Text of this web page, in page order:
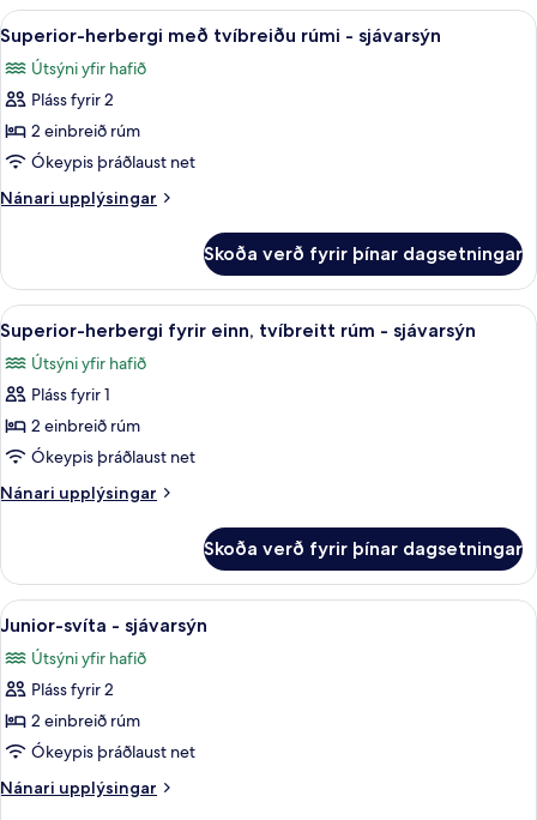
einn,
tvíbreitt
rúm
-
sjávarsýn
Skoða
allar
myndir
fyrir
Superior-
herbergi
með
tvíbreiðu
-
sjávarsýn
Míníbar, öryggishólf í herbergi,
7
Superior-herbergi með tvíbreiðu rúmi - sjávarsýn
Útsýni yfir hafið
Pláss fyrir 2
2 einbreið rúm
Ókeypis þráðlaust net
Nánari upplýsingar
Nánari
herbergi
með
tvíbreiðu
rúmi
-
sjávarsýn
Skoða verð fyrir þínar dagsetningar
Skoða
allar
myndir
fyrir
Superior-
herbergi
fyrir
einn,
rúm
sjávarsýn
Míníbar, öryggishólf í herbergi,
7
Superior-herbergi fyrir einn, tvíbreitt rúm - sjávarsýn
Útsýni yfir hafið
Pláss fyrir 1
2 einbreið rúm
Ókeypis þráðlaust net
Nánari upplýsingar
Nánari
herbergi
fyrir
einn,
rúm
Skoða verð fyrir þínar dagsetningar
Skoða
allar
myndir
fyrir
Junior-
svíta
-
sjávarsýn
Junior-svíta - sjávarsýn | Míníbar,
5
Junior-svíta - sjávarsýn
Útsýni yfir hafið
Pláss fyrir 2
2 einbreið rúm
Ókeypis þráðlaust net
Nánari upplýsingar
Nánari